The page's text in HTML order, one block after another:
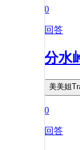
0
回答
分水
美美姐
0
回答